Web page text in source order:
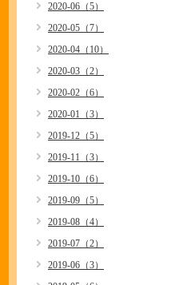
2020-06（5）
2020-05（7）
2020-04（10）
2020-03（2）
2020-02（6）
2020-01（3）
2019-12（5）
2019-11（3）
2019-10（6）
2019-09（5）
2019-08（4）
2019-07（2）
2019-06（3）